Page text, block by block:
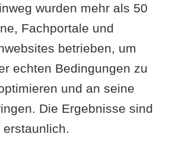
wurden mehr als 50
Fachportale und
betrieben, um
echten Bedingungen zu
und an seine
Die Ergebnisse sind
erstaunlich.